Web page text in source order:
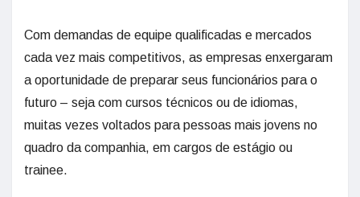
Com demandas de equipe qualificadas e mercados
cada vez mais competitivos, as empresas enxergaram
a oportunidade de preparar seus funcionários para o
futuro – seja com cursos técnicos ou de idiomas,
muitas vezes voltados para pessoas mais jovens no
quadro da companhia, em cargos de estágio ou
trainee.